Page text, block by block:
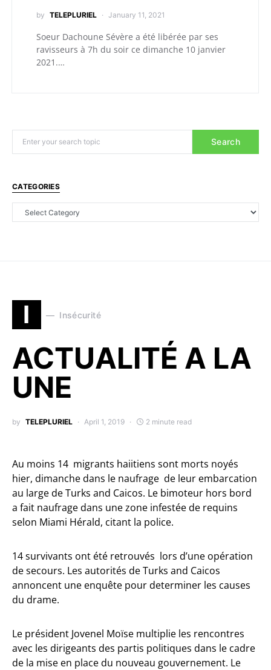
by TELEPLURIEL January 11, 2021
Soeur Dachoune Sévère a été libérée par ses
ravisseurs à 7h du soir ce dimanche 10 janvier
2021.…
Search
CATEGORIES
I Insécurité
ACTUALITÉ A LA
UNE
by TELEPLURIEL April 1, 2019 2 minute read
Au moins 14 migrants haiitiens sont morts noyés
hier, dimanche dans le naufrage de leur embarcation
au large de Turks and Caicos. Le bimoteur hors bord
a fait naufrage dans une zone infestée de requins
selon Miami Hérald, citant la police.
14 survivants ont été retrouvés lors d’une opération
de secours. Les autorités de Turks and Caicos
annoncent une enquête pour determiner les causes
du drame.
Le président Jovenel Moïse multiplie les rencontres
avec les dirigeants des partis politiques dans le cadre
de la mise en place du nouveau gouvernement. Le